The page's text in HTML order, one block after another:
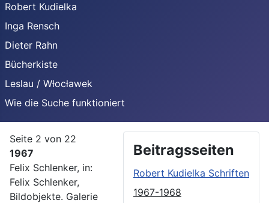
Robert Kudielka
Inga Rensch
Dieter Rahn
Bücherkiste
Leslau / Włocławek
Wie die Suche funktioniert
Beitragsseiten
Robert Kudielka Schriften
1967-1968
Seite 2 von 22
1967
Felix Schlenker, in:
Felix Schlenker,
Bildobjekte. Galerie